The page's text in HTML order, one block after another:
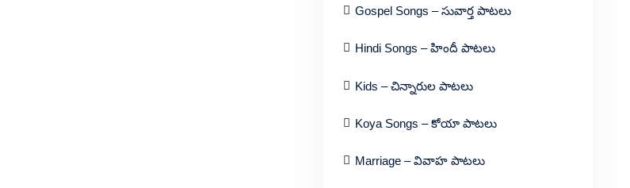
Gospel Songs – సువార్త పాటలు
Hindi Songs – హిందీ పాటలు
Kids – చిన్నారుల పాటలు
Koya Songs – కోయా పాటలు
Marriage – వివాహ పాటలు